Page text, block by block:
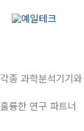
건
너
뛰
각종 과학분석기기
훌륭한 연구 파트너